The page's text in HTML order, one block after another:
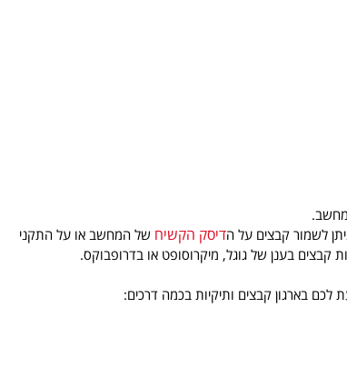
לשמור קבצים על הדיסק הקשיח של המחשב או על התקני
לכם בארגון קבצים ותיקיות בכמה דרכים: